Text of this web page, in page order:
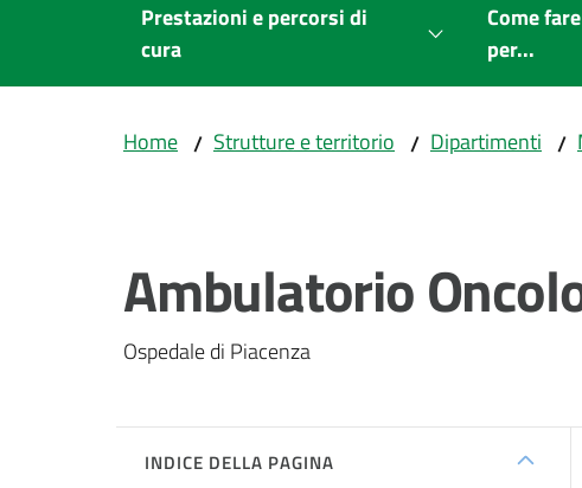
Prestazioni e percorsi di
cura
Come fare
per...
Home / Strutture e territorio / Dipartimenti /
Ambulatorio
Ospedale di Piacenza
INDICE DELLA PAGINA